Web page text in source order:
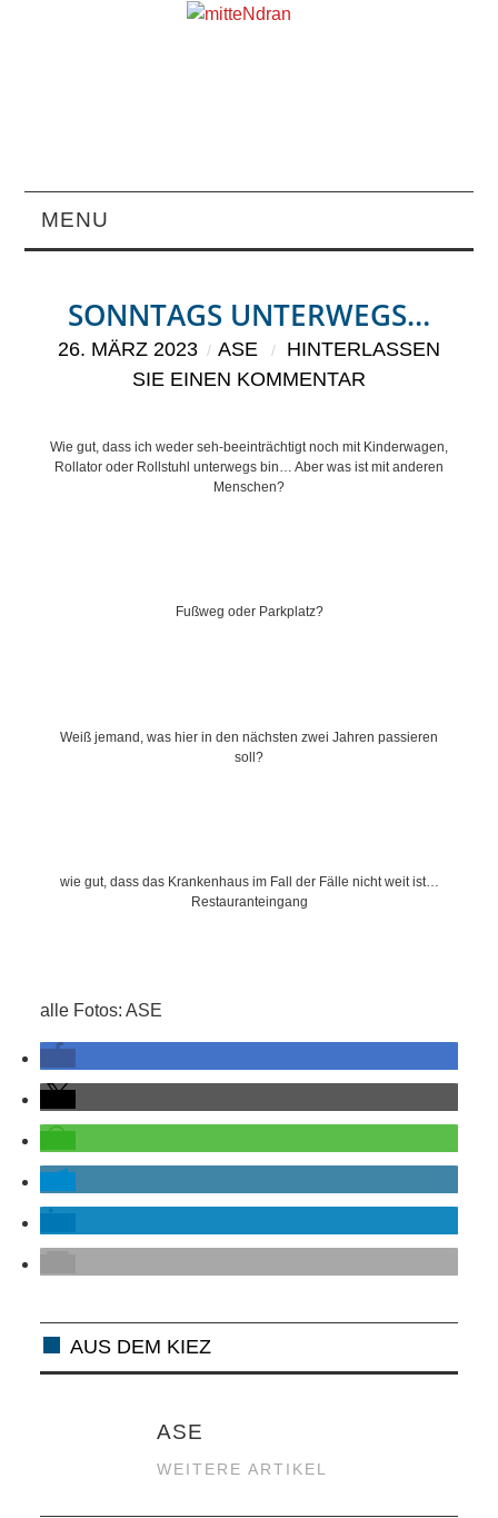
MENU
MAGAZIN
ÜBER UNS
RUBRIKEN
SONNTAGS UNTERWEGS…
26. MÄRZ 2023 ASE
HINTERLASSEN
SIE EINEN KOMMENTAR
Wie gut, dass ich weder seh-beeinträchtigt noch mit Kinderwagen,
Rollator oder Rollstuhl unterwegs bin… Aber was ist mit anderen
Menschen?
Fußweg oder Parkplatz?
Weiß jemand, was hier in den nächsten zwei Jahren passieren
soll?
wie gut, dass das Krankenhaus im Fall der Fälle nicht weit ist…
Restauranteingang
alle Fotos: ASE
AUS DEM KIEZ
ASE
WEITERE ARTIKEL